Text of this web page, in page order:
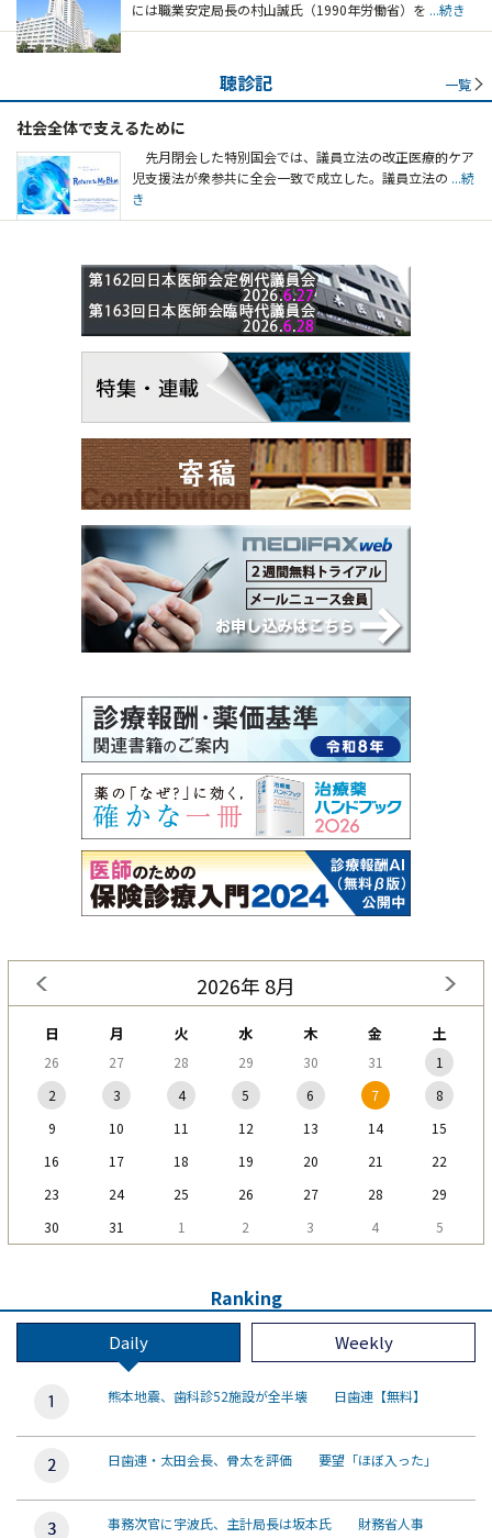
には職業安定局長の村山誠氏（1990年労働省）を ...続き
聴診記 一覧
社会全体で支えるために
先月閉会した特別国会では、議員立法の改正医療的ケア
児支援法が衆参共に全会一致で成立した。議員立法の ...続
き
2026年 8月
日 月 火 水 木 金 土
26 27 28 29 30 31
1
2
3 4 5 6 7
8
9
10 11 12 13 14
15
16
17 18 19 20 21
22
23
24 25 26 27 28
29
30
31 1 2 3 4 5
Ranking
Daily Weekly
熊本地震、歯科診52施設が全半壊 日歯連【無料】
日歯連・太田会長、骨太を評価 要望「ほぼ入った」
事務次官に宇波氏、主計局長は坂本氏 財務省人事